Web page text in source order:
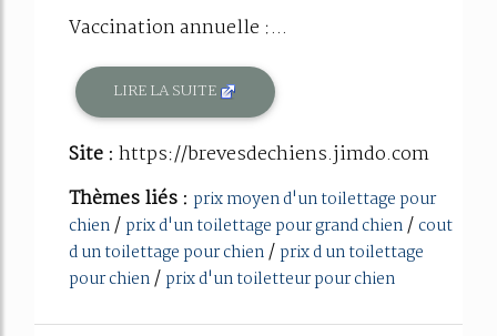
Vaccination annuelle :...
LIRE LA SUITE
Site : https://brevesdechiens.jimdo.com
Thèmes liés : prix moyen d'un toilettage pour
chien/ prix d'un toilettage pour grand chien/ cout
d un toilettage pour chien/ prix d un toilettage
pour chien/ prix d'un toiletteur pour chien